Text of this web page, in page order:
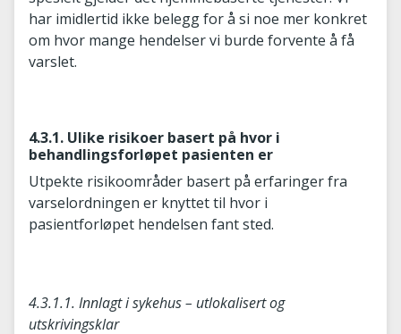
har imidlertid ikke belegg for å si noe mer konkret
om hvor mange hendelser vi burde forvente å få
varslet.
4.3.1. Ulike risikoer basert på hvor i
behandlingsforløpet pasienten er
Utpekte risikoområder basert på erfaringer fra
varselordningen er knyttet til hvor i
pasientforløpet hendelsen fant sted.
4.3.1.1. Innlagt i sykehus – utlokalisert og
utskrivingsklar